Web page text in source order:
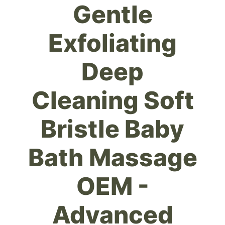
Gentle
Exfoliating
Deep
Cleaning Soft
Bristle Baby
Bath Massage
OEM -
Advanced